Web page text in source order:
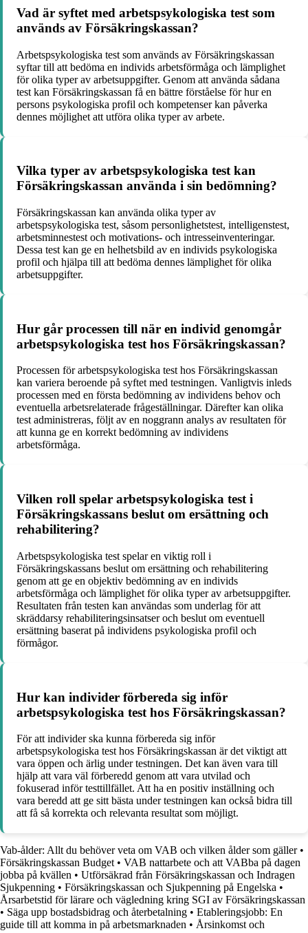
Vad är syftet med arbetspsykologiska test som
används av Försäkringskassan?
Arbetspsykologiska test som används av Försäkringskassan
syftar till att bedöma en individs arbetsförmåga och lämplighet
för olika typer av arbetsuppgifter. Genom att använda sådana
test kan Försäkringskassan få en bättre förståelse för hur en
persons psykologiska profil och kompetenser kan påverka
dennes möjlighet att utföra olika typer av arbete.
Vilka typer av arbetspsykologiska test kan
Försäkringskassan använda i sin bedömning?
Försäkringskassan kan använda olika typer av
arbetspsykologiska test, såsom personlighetstest, intelligenstest,
arbetsminnestest och motivations- och intresseinventeringar.
Dessa test kan ge en helhetsbild av en individs psykologiska
profil och hjälpa till att bedöma dennes lämplighet för olika
arbetsuppgifter.
Hur går processen till när en individ genomgår
arbetspsykologiska test hos Försäkringskassan?
Processen för arbetspsykologiska test hos Försäkringskassan
kan variera beroende på syftet med testningen. Vanligtvis inleds
processen med en första bedömning av individens behov och
eventuella arbetsrelaterade frågeställningar. Därefter kan olika
test administreras, följt av en noggrann analys av resultaten för
att kunna ge en korrekt bedömning av individens
arbetsförmåga.
Vilken roll spelar arbetspsykologiska test i
Försäkringskassans beslut om ersättning och
rehabilitering?
Arbetspsykologiska test spelar en viktig roll i
Försäkringskassans beslut om ersättning och rehabilitering
genom att ge en objektiv bedömning av en individs
arbetsförmåga och lämplighet för olika typer av arbetsuppgifter.
Resultaten från testen kan användas som underlag för att
skräddarsy rehabiliteringsinsatser och beslut om eventuell
ersättning baserat på individens psykologiska profil och
förmågor.
Hur kan individer förbereda sig inför
arbetspsykologiska test hos Försäkringskassan?
För att individer ska kunna förbereda sig inför
arbetspsykologiska test hos Försäkringskassan är det viktigt att
vara öppen och ärlig under testningen. Det kan även vara till
hjälp att vara väl förberedd genom att vara utvilad och
fokuserad inför testtillfället. Att ha en positiv inställning och
vara beredd att ge sitt bästa under testningen kan också bidra till
att få så korrekta och relevanta resultat som möjligt.
Vab-ålder: Allt du behöver veta om VAB och vilken ålder som gäller•
Försäkringskassan Budget • VAB nattarbete och att VABba på dagen
jobba på kvällen • Utförsäkrad från Försäkringskassan och Indragen
Sjukpenning • Försäkringskassan och Sjukpenning på Engelska •
Årsarbetstid för lärare och vägledning kring SGI av Försäkringskassan
• Säga upp bostadsbidrag och återbetalning • Etableringsjobb: En
guide till att komma in på arbetsmarknaden • Årsinkomst och